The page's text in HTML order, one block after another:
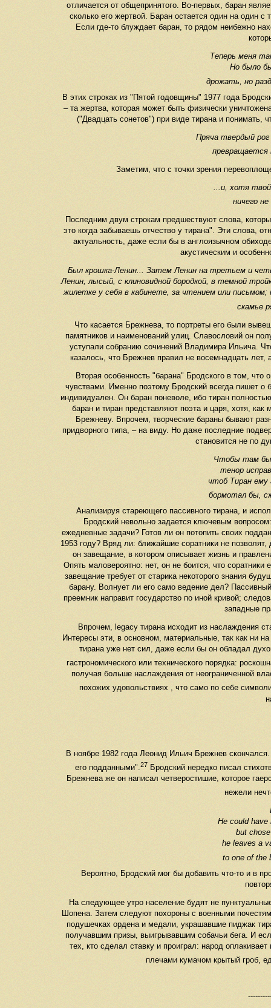
отличается от общепринятого. Во-первых, баран
сколько его жертвой. Баран остается один на один
Если где-то блуждает баран, то рядом неибежно
Теперь меня
Но было
дрожать, но
В этих строках из "Пятой годовщины" 1977 года
– та жертва, которая может быть физически
("Двадцать сонетов") при виде тирана и понимать,
Пряча твердый рог
превращается
Заметим, что с точки зрения
...и, хотя
ничего не
Последним двум строкам предшествуют слова,
это когда забываешь отчество у тирана". Эти слова,
актуальность, даже если бы в англоязычном
акустическим и
Был крошка-Ленин... Затем Ленин на третьем и
Ленин, лысый, с клиновидной бородкой, в темной
жилетке у себя в кабинете, за чтением или письмом;
скамье
Что касается Брежнева, то портреты его были
памятников и наименований улиц. Славословий он
уступали собранию сочинений Владимира Ильича.
казалось, что Брежнев правил не восемнадцать
Вторая особенность "барана" Бродского в том,
чувствами. Именно поэтому Бродский всегда пишет
индивидуален. Он баран поневоле, ибо тиран
баран и тиран представляют поэта и царя, хотя,
Брежневу. Впрочем, творческие бараны бывают
придворного типа, – на виду. Но даже последние
становится не по
Чтобы там
тенор
чтоб Тиран ему
бормотал бы,
Анализируя стареющего пассивного тирана, и
Бродский невольно задается ключевым
ежедневные задачи? Готов ли он потопить своих
1953 году? Вряд ли: ближайшие соратники не
он завещание, в котором описывает жизнь и
Опять маловероятно: нет, он не боится, что
завещание требует от старика некоторого знания
барану. Волнует ли его само ведение дел?
преемник направит государство по иной кривой;
западные
Впрочем, legacy тирана исходит из наслаждения
Интересы эти, в основном, материальные, так как ни
тирана уже нет сил, даже если бы он обладал
гастрономического или технического порядка:
получая больше наслаждения от неограниченной
похожих удовольствиях , что само по себе
В ноябре 1982 года Леонид Ильич Брежнев
его подданными". 27 Бродский нередко писал
Брежнева же он написал четверостишие, которое
нежели
He could have
but
he leaves a
to one of the
Вероятно, Бродский мог бы добавить что-то и в
На следующее утро население будят не
Шопена. Затем следуют похороны с военными
подушечках ордена и медали, украшавшие пиджак
получавшим призы, выигрывавшим собачьи бега. И
тех, кто сделал ставку и проиграл: народ
плечами кумачом крытый гроб,